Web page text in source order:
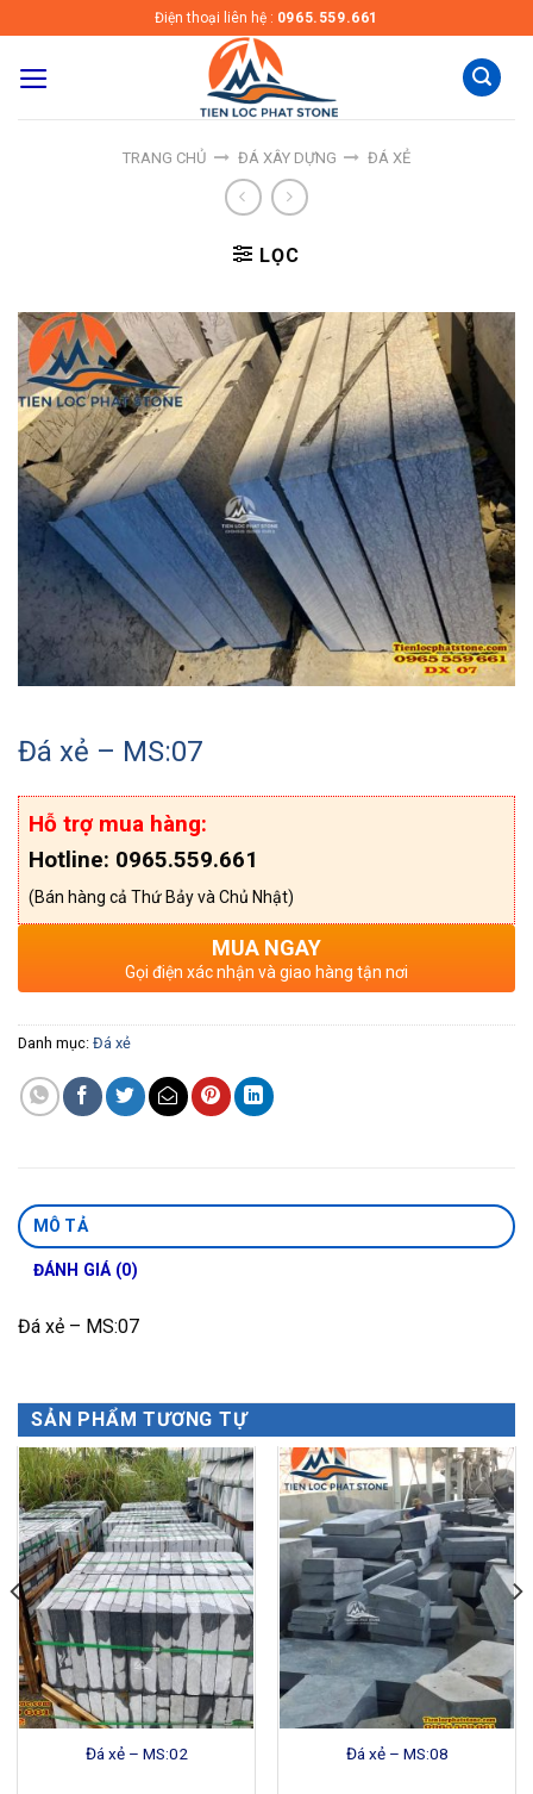
to
content
Điện thoại liên hệ : 0965.559.661
TRANG CHỦ ĐÁ XÂY DỰNG ĐÁ XẺ
LỌC
Đá xẻ – MS:07
Hỗ trợ mua hàng:
Hotline: 0965.559.661
(Bán hàng cả Thứ Bảy và Chủ Nhật)
MUA NGAY
Gọi điện xác nhận và giao hàng tận nơi
Danh mục: Đá xẻ
MÔ TẢ
ĐÁNH GIÁ (0)
Đá xẻ – MS:07
SẢN PHẨM TƯƠNG TỰ
Đá xẻ – MS:02 Đá xẻ – MS:08